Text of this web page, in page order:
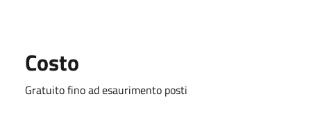
Costo
Gratuito fino ad esaurimento posti